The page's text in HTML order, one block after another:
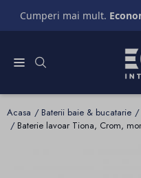
Cumperi mai mult.
Acasa Baterii baie & bucatarie
Baterie lavoar Tiona, Crom,